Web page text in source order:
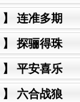
】 连准多期
】 探骊得珠
】 平安喜乐
】 六合战狼